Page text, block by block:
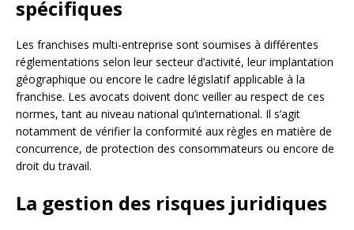
spécifiques
Les franchises multi-entreprise sont soumises à différentes
réglementations selon leur secteur d’activité, leur implantation
géographique ou encore le cadre législatif applicable à la
franchise. Les avocats doivent donc veiller au respect de ces
normes, tant au niveau national qu’international. Il s’agit
notamment de vérifier la conformité aux règles en matière de
concurrence, de protection des consommateurs ou encore de
droit du travail.
La gestion des risques juridiques